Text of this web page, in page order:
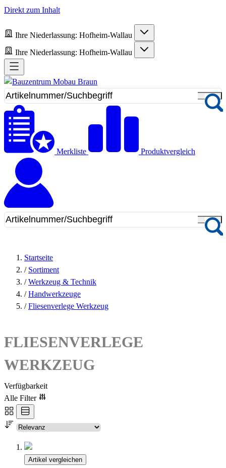
Direkt zum Inhalt
Ihre Niederlassung: Hofheim-Wallau
Ihre Niederlassung: Hofheim-Wallau
Merkliste Produktvergleich
Startseite
/ Sortiment
/ Werkzeug & Technik
/ Handwerkzeuge
/ Fliesenverlege Werkzeug
FLIESENVERLEGE
WERKZEUG
Verfügbarkeit
Alle Filter
Artikel vergleichen